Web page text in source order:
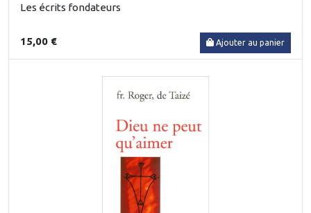
Les écrits fondateurs
15,00 € Ajouter au panier